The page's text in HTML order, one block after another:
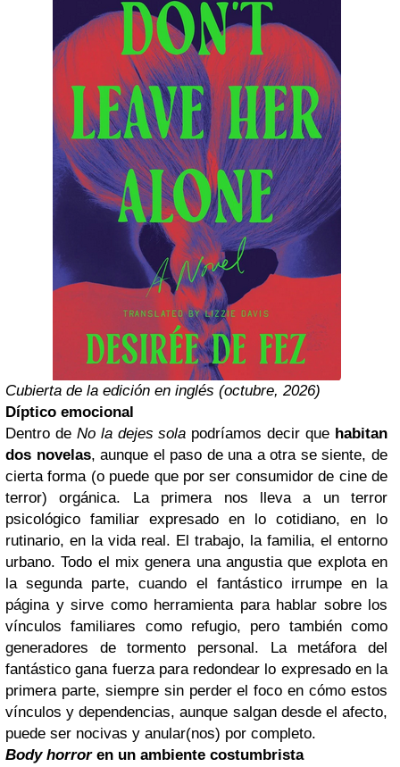
Cubierta de la edición en inglés (octubre, 2026)
Díptico emocional
Dentro de No la dejes sola podríamos decir que habitan
dos novelas, aunque el paso de una a otra se siente, de
cierta forma (o puede que por ser consumidor de cine de
terror) orgánica. La primera nos lleva a un terror
psicológico familiar expresado en lo cotidiano, en lo
rutinario, en la vida real. El trabajo, la familia, el entorno
urbano. Todo el mix genera una angustia que explota en
la segunda parte, cuando el fantástico irrumpe en la
página y sirve como herramienta para hablar sobre los
vínculos familiares como refugio, pero también como
generadores de tormento personal. La metáfora del
fantástico gana fuerza para redondear lo expresado en la
primera parte, siempre sin perder el foco en cómo estos
vínculos y dependencias, aunque salgan desde el afecto,
puede ser nocivas y anular(nos) por completo.
Body horroren un ambiente costumbrista